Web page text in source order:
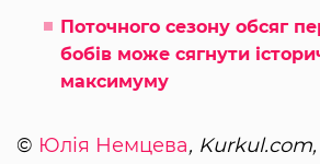
Поточного сезону обсяг
бобів може сягнути
максимуму
© Юлія Немцева, Kurkul.com,